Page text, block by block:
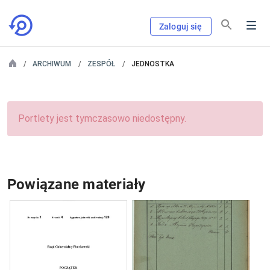
Zaloguj się
ARCHIWUM ZESPÓŁ JEDNOSTKA
Portlety jest tymczasowo niedostępny.
Powiązane materiały